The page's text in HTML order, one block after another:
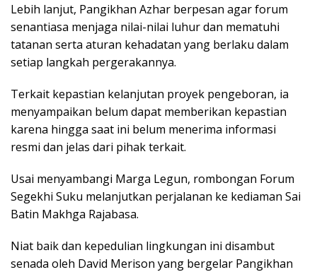
Lebih lanjut, Pangikhan Azhar berpesan agar forum
senantiasa menjaga nilai-nilai luhur dan mematuhi
tatanan serta aturan kehadatan yang berlaku dalam
setiap langkah pergerakannya.
Terkait kepastian kelanjutan proyek pengeboran, ia
menyampaikan belum dapat memberikan kepastian
karena hingga saat ini belum menerima informasi
resmi dan jelas dari pihak terkait.
Usai menyambangi Marga Legun, rombongan Forum
Segekhi Suku melanjutkan perjalanan ke kediaman Sai
Batin Makhga Rajabasa.
Niat baik dan kepedulian lingkungan ini disambut
senada oleh David Merison yang bergelar Pangikhan